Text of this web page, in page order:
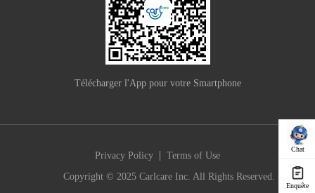
Chat
Enquête
Télécharger l'App pour votre Smartphone
Privacy Policy | Terms of Use
Copyright © 2025 Carlcare Inc. All Rights Reserved.